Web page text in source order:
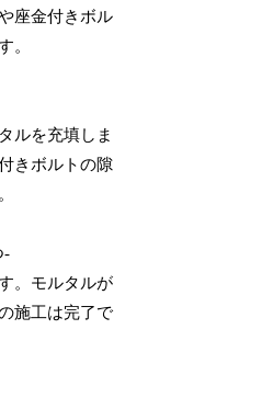
座金付きボル
。
ルを充填しま
きボルトの隙
-
。モルタルが
施工は完了で